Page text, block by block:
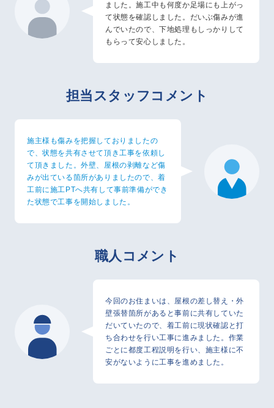
ました。施工中も何度か足場にも上がっ
て状態を確認しました。だいぶ傷みが進
んでいたので、下地処理もしっかりして
もらって安心しました。
担当スタッフコメント
施主様も傷みを把握しておりましたの
で、状態を共有させて頂き工事を依頼し
て頂きました。外壁、屋根の剥離など傷
みが出ている箇所がありましたので、着
工前に施工PTへ共有して事前準備ができ
た状態で工事を開始しました。
職人コメント
今回のお住まいは、屋根の差し替え・外
壁張替箇所があると事前に共有していた
だいていたので、着工前に現状確認と打
ち合わせを行い工事に進みました。作業
ごとに都度工程説明を行い、施主様に不
安がないように工事を進めました。